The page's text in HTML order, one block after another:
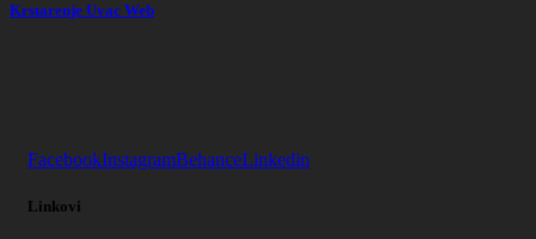
Krstarenje Uvac Web
FacebookInstagramBehanceLinkedin
Linkovi